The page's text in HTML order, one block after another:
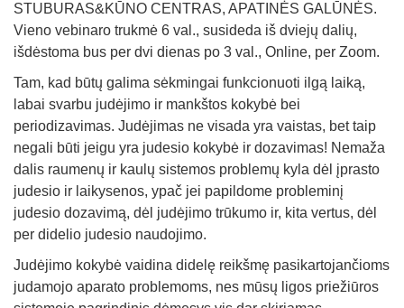
STUBURAS&KŪNO CENTRAS, APATINĖS GALŪNĖS.
Vieno vebinaro trukmė 6 val., susideda iš dviejų dalių,
išdėstoma bus per dvi dienas po 3 val., Online, per Zoom.
Tam, kad būtų galima sėkmingai funkcionuoti ilgą laiką,
labai svarbu judėjimo ir mankštos kokybė bei
periodizavimas. Judėjimas ne visada yra vaistas, bet taip
negali būti jeigu yra judesio kokybė ir dozavimas! Nemaža
dalis raumenų ir kaulų sistemos problemų kyla dėl įprasto
judesio ir laikysenos, ypač jei papildome probleminį
judesio dozavimą, dėl judėjimo trūkumo ir, kita vertus, dėl
per didelio judesio naudojimo.
Judėjimo kokybė vaidina didelę reikšmę pasikartojančioms
judamojo aparato problemoms, nes mūsų ligos priežiūros